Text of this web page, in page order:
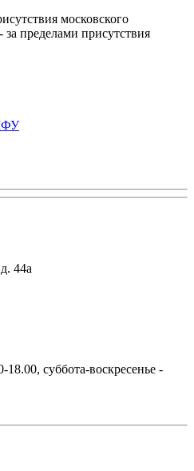
московского
за пределами присутствия
44а
суббота-воскресенье -